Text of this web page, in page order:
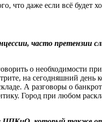
что даже если всё будет
часто
о необходимости
на сегодняшний
А разговоры о
Город при любом